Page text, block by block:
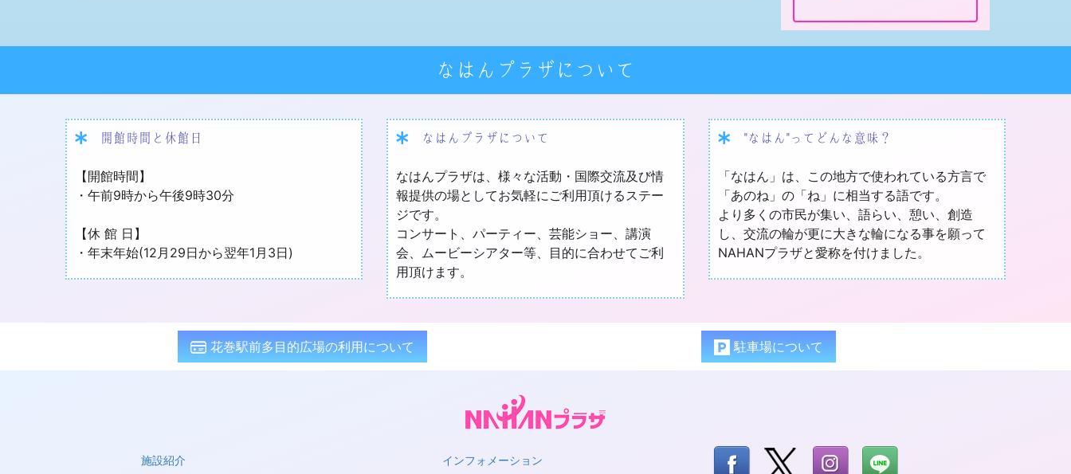
なはんプラザについて
開館時間と休館日
【開館時間】
・午前9時から午後9時30分
【休 館 日】
・年末年始(12月29日から翌年1月3日)
なはんプラザについて
なはんプラザは、様々な活動・国際交流及び情
報提供の場としてお気軽にご利用頂けるステー
ジです。
コンサート、パーティー、芸能ショー、講演
会、ムービーシアター等、目的に合わせてご利
用頂けます。
"なはん"ってどんな意味？
「なはん」は、この地方で使われている方言で
「あのね」の「ね」に相当する語です。
より多くの市民が集い、語らい、憩い、創造
し、交流の輪が更に大きな輪になる事を願って
NAHANプラザと愛称を付けました。
花巻駅前多目的広場の利用について 駐車場について
施設紹介 インフォメーション